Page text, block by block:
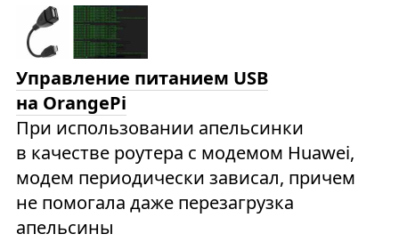
Управление питанием USB
на OrangePi
При использовании апельсинки
в качестве роутера с модемом Huawei,
модем периодически зависал, причем
не помогала даже перезагрузка
апельсины